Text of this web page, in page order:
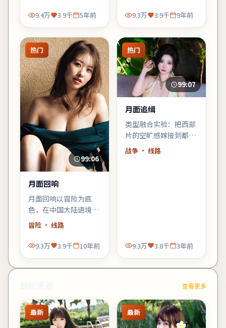
物的外壳。
9.4万 3.9千 5年前 9.3万 3.9千 9年前
热门
99:06
月面回响
月面回响以冒险为底
色，在中国大陆语境里
铺陈悬念：当日常秩序
出现第一道裂缝，每个
人都必须重新选择立
冒险· 线路
9.3万 3.9千 10年前
热门
99:07
月面追缉
类型融合实验：把西部
片的空旷感嫁接到都市
霓虹里，观感新奇，口
碑可能两极——但讨论
战争 · 线路
9.3万 3.8千 3年前
查看更多
最新 最新